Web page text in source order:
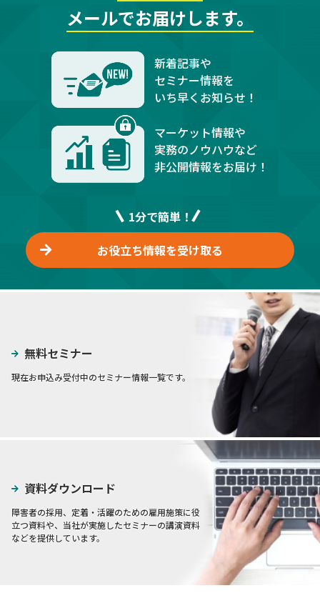
メールでお届けします。
新着記事や
セミナー情報を
いち早くお知らせ！
マーケット情報や
実務のノウハウなど
非公開情報をお届け！
1分で簡単！
お役立ち情報を受け取る
無料セミナー
現在お申込み受付中のセミナー情報一覧です。
資料ダウンロード
障害者の採用、定着・活躍のための雇用施策に役
立つ資料や、当社が実施したセミナーの講演資料
などを提供しています。